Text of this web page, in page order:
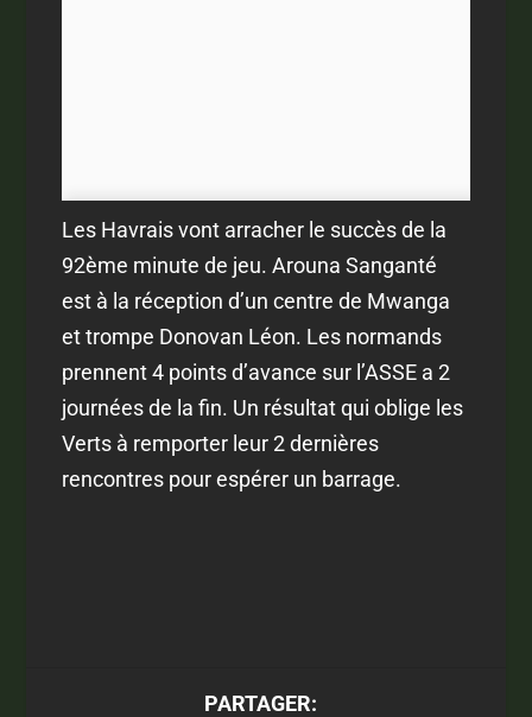
Les Havrais vont arracher le succès de la
92ème minute de jeu. Arouna Sanganté
est à la réception d’un centre de Mwanga
et trompe Donovan Léon. Les normands
prennent 4 points d’avance sur l’ASSE a 2
journées de la fin. Un résultat qui oblige les
Verts à remporter leur 2 dernières
rencontres pour espérer un barrage.
PARTAGER: